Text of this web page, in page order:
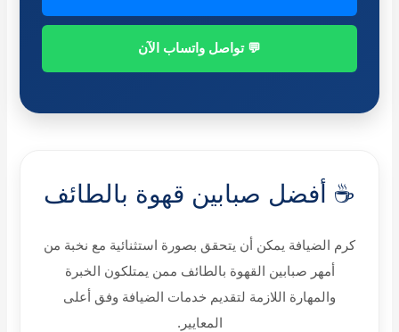
💬 تواصل واتساب الآن
☕ أفضل صبابين قهوة بالطائف
كرم الضيافة يمكن أن يتحقق بصورة استثنائية مع نخبة من
أمهر صبابين القهوة بالطائف ممن يمتلكون الخبرة
والمهارة اللازمة لتقديم خدمات الضيافة وفق أعلى
المعايير.